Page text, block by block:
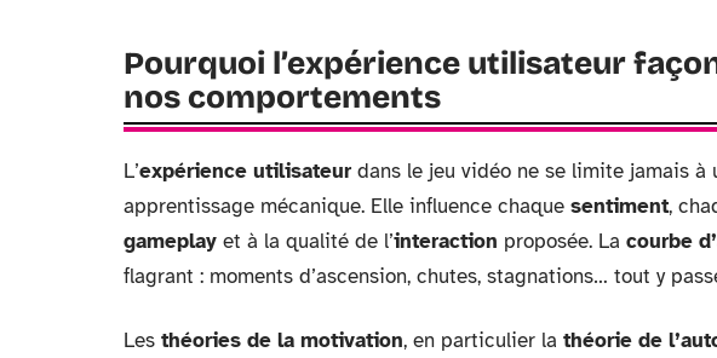
Pourquoi l’expérience utilisateur
nos comportements
L’expérience utilisateur dans le jeu vidéo ne se limite jamais à
apprentissage mécanique. Elle influence chaque sentiment,
gameplay et à la qualité de l’interaction proposée. La courbe
flagrant : moments d’ascension, chutes, stagnations… tout y
Les théories de la motivation, en particulier la théorie de